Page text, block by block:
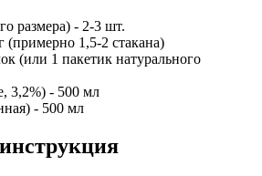
размера) - 2-3 шт.
(примерно 1,5-2 стакана)
(или 1 пакетик натурального
3,2%) - 500 мл
- 500 мл